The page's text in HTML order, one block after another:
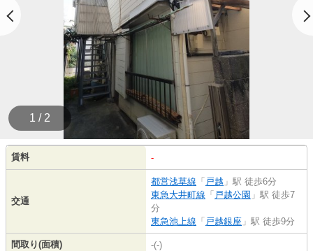
1 / 2
賃料 -
交通
都営浅草線 「 戸越 」駅 徒歩6分
東急大井町線 「 戸越公園 」駅 徒歩7
分
東急池上線 「 戸越銀座 」駅 徒歩9分
間取り(面積) -(-)